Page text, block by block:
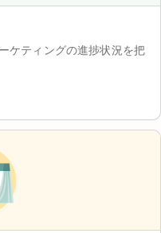
ケティングの進捗状況を把